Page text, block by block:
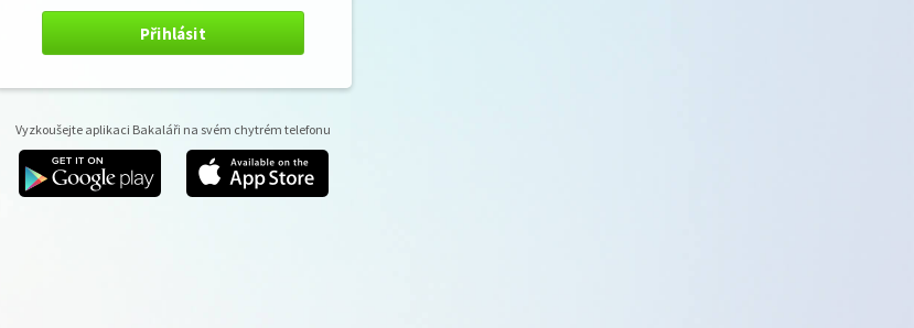
Přihlásit
Vyzkoušejte aplikaci Bakaláři na svém chytrém telefonu